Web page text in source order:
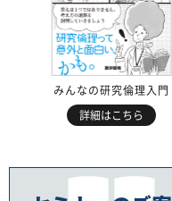
みんなの研究倫理入門
詳細はこちら